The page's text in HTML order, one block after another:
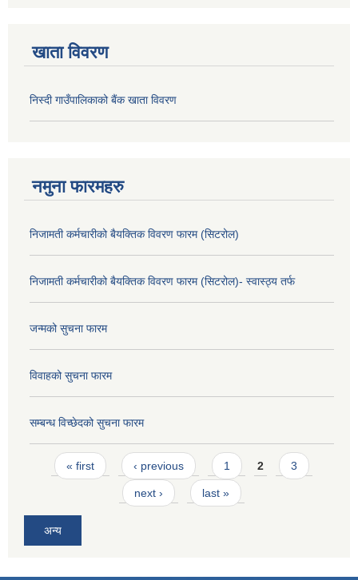
खाता विवरण
निस्दी गाउँपालिकाको बैंक खाता विवरण
नमुना फारमहरु
निजामती कर्मचारीको बैयक्तिक विवरण फारम (सिटरोल)
निजामती कर्मचारीको बैयक्तिक विवरण फारम (सिटरोल)- स्वास्ठ्य तर्फ
जन्मको सुचना फारम
विवाहको सुचना फारम
सम्बन्ध विच्छेदको सुचना फारम
Pages
« first ‹ previous 1 2 3
next › last »
अन्य